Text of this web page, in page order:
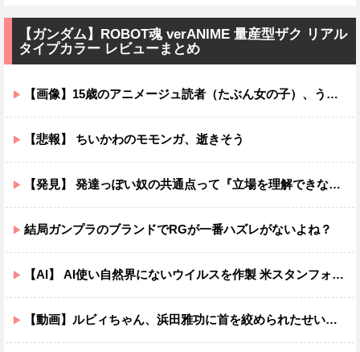
【ガンダム】ROBOT魂 verANIME 量産型ザク リアル
タイプカラー レビューまとめ
【画像】15歳のアニメージュ読者（たぶん女の子）、うっかりガンダム富野に質問してしまい無事に『反米』思想を叩き込まれる…
【悲報】 ちいかわのモモンガ、逝きそう
【発見】 発達っぽい奴の共通点って『立場を理解できない』だよな
結局ガンプラのブランドでRGが一番ハズレがないよね？
【AI】 AI使い自然界にないウイルスを作製 米スタンフォード大学が成果発表
【動画】ルビィちゃん、浜田雅功に首を絞められたせいで段々おかしな仕事が増える